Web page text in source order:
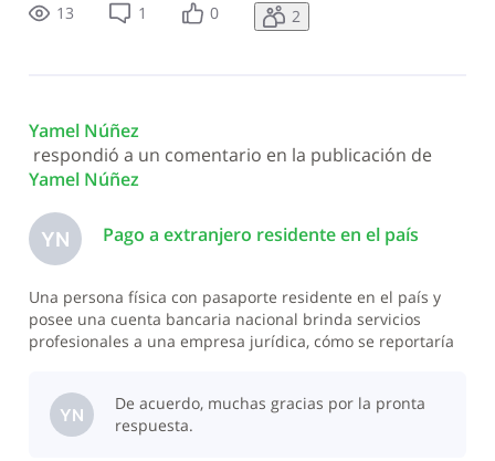
13
1 0 2
Yamel Núñez
respondió a un comentario en la publicación de
Yamel Núñez
YN Pago a extranjero residente en el país
Una persona física con pasaporte residente en el país y
posee una cuenta bancaria nacional brinda servicios
profesionales a una empresa jurídica, cómo se reportaría
YN
De acuerdo, muchas gracias por la pronta
respuesta.